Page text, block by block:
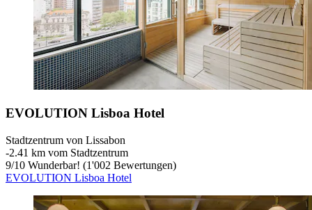
EVOLUTION Lisboa Hotel
Stadtzentrum von Lissabon
‐2.41 km vom Stadtzentrum
9/10 Wunderbar! (1'002 Bewertungen)
EVOLUTION Lisboa Hotel